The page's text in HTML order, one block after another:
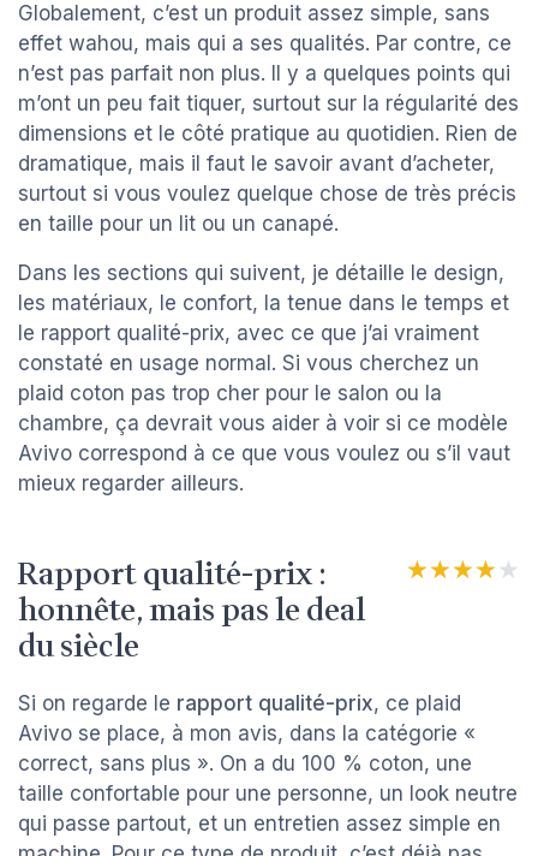
Globalement, c’est un produit assez simple, sans
effet wahou, mais qui a ses qualités. Par contre, ce
n’est pas parfait non plus. Il y a quelques points qui
m’ont un peu fait tiquer, surtout sur la régularité des
dimensions et le côté pratique au quotidien. Rien de
dramatique, mais il faut le savoir avant d’acheter,
surtout si vous voulez quelque chose de très précis
en taille pour un lit ou un canapé.
Dans les sections qui suivent, je détaille le design,
les matériaux, le confort, la tenue dans le temps et
le rapport qualité-prix, avec ce que j’ai vraiment
constaté en usage normal. Si vous cherchez un
plaid coton pas trop cher pour le salon ou la
chambre, ça devrait vous aider à voir si ce modèle
Avivo correspond à ce que vous voulez ou s’il vaut
mieux regarder ailleurs.
Rapport qualité-prix :
honnête, mais pas le deal
du siècle
★★★★★
★★★★★
Si on regarde le rapport qualité-prix, ce plaid
Avivo se place, à mon avis, dans la catégorie «
correct, sans plus ». On a du 100 % coton, une
taille confortable pour une personne, un look neutre
qui passe partout, et un entretien assez simple en